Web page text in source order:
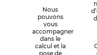
Nous
pouvons
vous
accompagner
dans le
calcul et la
pose de